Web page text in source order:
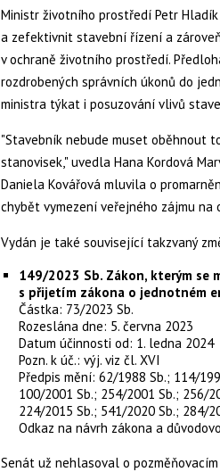
Ministr životního prostředí Petr
a zefektivnit stavební řízení a
v ochraně životního prostředí.
rozdrobených správních úkonů do
ministra týkat i posuzování vlivů
"Stavebník nebude muset oběhnout
stanovisek," uvedla Hana Kordová
Daniela Kovářová mluvila o
chybět vymezení veřejného zájmu
Vydán je také související takzvaný
149/2023 Sb. Zákon, kterým se
s přijetím zákona o jednotném
Částka: 73/2023 Sb.
Rozeslána dne: 5. června 2023
Datum účinnosti od: 1. ledna 2024
Pozn. k úč.: výj. viz čl. XVI
Předpis mění: 62/1988 Sb.; 114/
100/2001 Sb.; 254/2001 Sb.; 256/
224/2015 Sb.; 541/2020 Sb.; 284/
Odkaz na návrh zákona a
Senát už nehlasoval o